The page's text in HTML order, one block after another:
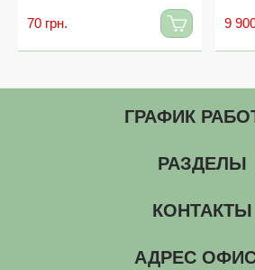
70 грн. 9
ГРАФИК
РАЗДЕЛЫ
КОНТАКТЫ
АДРЕС